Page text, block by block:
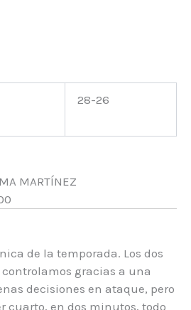
28-26
MARTÍNEZ
de la temporada. Los dos
gracias a una
decisiones en ataque, pero
cuarto, en dos minutos, todo